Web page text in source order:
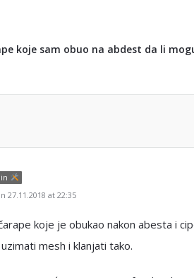
koje sam obuo na abdest da li
27.11.2018 at 22:35
koje je obukao nakon abesta i
mesh i klanjati tako.